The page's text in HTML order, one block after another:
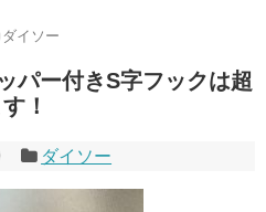
ダイソー
パー付きS字フックは超
！
ダイソー